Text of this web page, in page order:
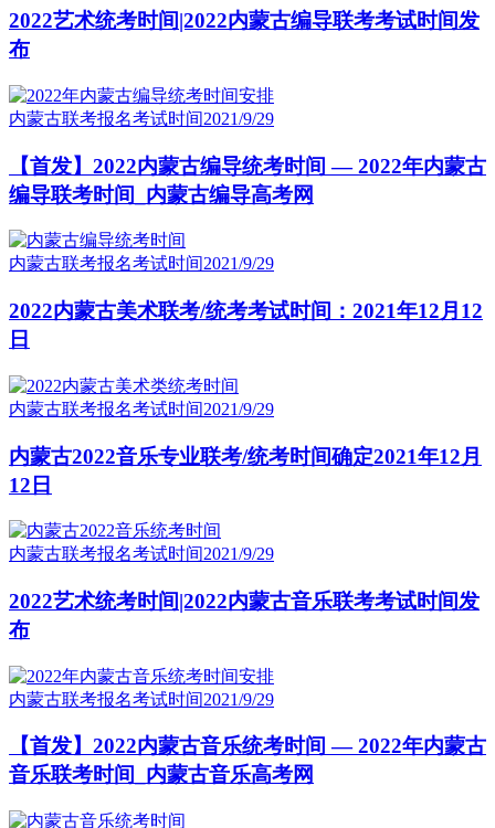
2022艺术统考时间|2022内蒙古编导联考考试时间发
布
内蒙古联考报名考试时间2021/9/29
【首发】2022内蒙古编导统考时间 — 2022年内蒙古
编导联考时间_内蒙古编导高考网
内蒙古联考报名考试时间2021/9/29
2022内蒙古美术联考/统考考试时间：2021年12月12
日
内蒙古联考报名考试时间2021/9/29
内蒙古2022音乐专业联考/统考时间确定2021年12月
12日
内蒙古联考报名考试时间2021/9/29
2022艺术统考时间|2022内蒙古音乐联考考试时间发
布
内蒙古联考报名考试时间2021/9/29
【首发】2022内蒙古音乐统考时间 — 2022年内蒙古
音乐联考时间_内蒙古音乐高考网